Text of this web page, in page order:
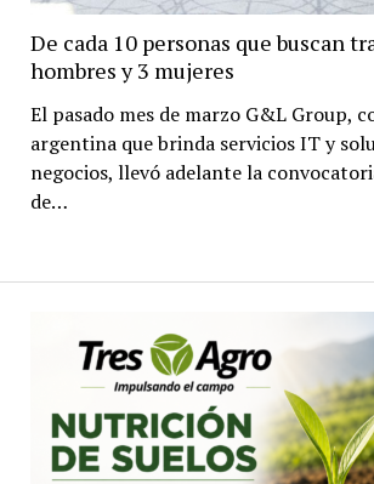
De cada 10 personas que buscan
hombres y 3 mujeres
El pasado mes de marzo G&L Group,
argentina que brinda servicios IT y
negocios, llevó adelante la
de…